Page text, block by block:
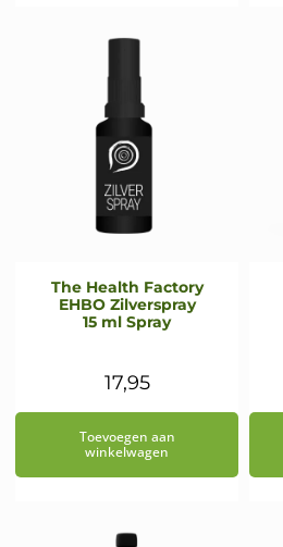
The Health Factory
EHBO Zilverspray
15 ml Spray
17,95
Toevoegen aan
winkelwagen